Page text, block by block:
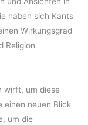
haben sich Kants
Wirkungsgrad
Religion
wirft, um diese
einen neuen Blick
um die